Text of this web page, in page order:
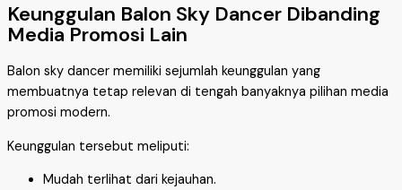
Keunggulan Balon Sky Dancer Dibanding
Media Promosi Lain
Balon sky dancer memiliki sejumlah keunggulan yang
membuatnya tetap relevan di tengah banyaknya pilihan media
promosi modern.
Keunggulan tersebut meliputi:
Mudah terlihat dari kejauhan.